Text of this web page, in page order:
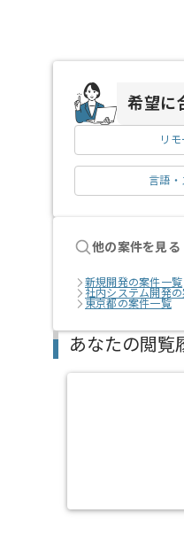
希望に
リモ
言語・
他の案件を見る
新規開発の案件一覧
社内システム開発
東京都の案件一覧
あなたの閲覧